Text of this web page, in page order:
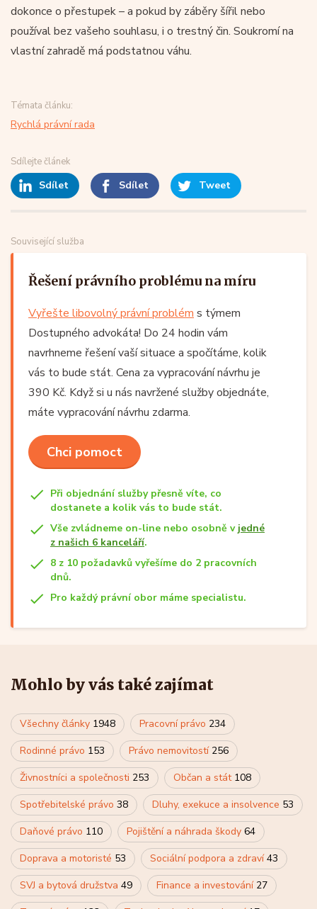
dokonce o přestupek – a pokud by záběry šířil nebo
používal bez vašeho souhlasu, i o trestný čin. Soukromí na
vlastní zahradě má podstatnou váhu.
Témata článku:
Rychlá právní rada
Sdílejte článek
Sdílet Sdílet Tweet
Související služba
Řešení právního problému na míru
Vyřešte libovolný právní problém s týmem
Dostupného advokáta! Do 24 hodin vám
navrhneme řešení vaší situace a spočítáme, kolik
vás to bude stát. Cena za vypracování návrhu je
390 Kč. Když si u nás navržené služby objednáte,
máte vypracování návrhu zdarma.
Chci pomoct
Při objednání služby přesně víte, co
dostanete a kolik vás to bude stát.
Vše zvládneme on-line nebo osobně v jedné
z našich 6 kanceláří.
8 z 10 požadavků vyřešíme do 2 pracovních
dnů.
Pro každý právní obor máme specialistu.
Mohlo by vás také zajímat
Všechny články 1948 Pracovní právo 234
Rodinné právo 153 Právo nemovitostí 256
Živnostníci a společnosti 253 Občan a stát 108
Spotřebitelské právo 38 Dluhy, exekuce a insolvence 53
Daňové právo 110 Pojištění a náhrada škody 64
Doprava a motoristé 53 Sociální podpora a zdraví43
SVJ a bytová družstva 49 Finance a investování 27